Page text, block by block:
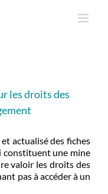
les droits des
actualisé des fiches
une mine
valoir les droits des
pas à accéder à un